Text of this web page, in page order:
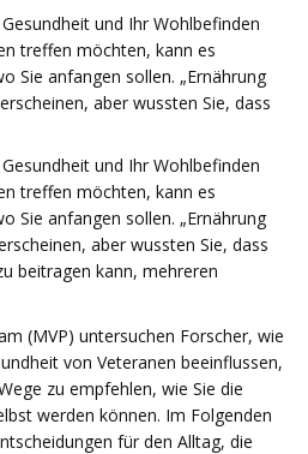
und Ihr Wohlbefinden
treffen möchten, kann es
Sie anfangen sollen. „Ernährung
aber wussten Sie, dass
und Ihr Wohlbefinden
treffen möchten, kann es
Sie anfangen sollen. „Ernährung
aber wussten Sie, dass
beitragen kann, mehreren
(MVP) untersuchen Forscher, wie
von Veteranen beeinflussen,
zu empfehlen, wie Sie die
werden können. Im Folgenden
für den Alltag, die